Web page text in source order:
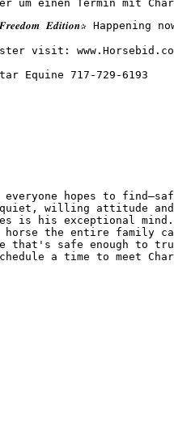
um einen Termin mit
𝑬𝒅𝒊𝒕𝒊𝒐𝒏✰
visit:
Equine 717-729-6193
hopes to
willing attitude
is his exceptional
the entire family
safe enough to
a time to meet